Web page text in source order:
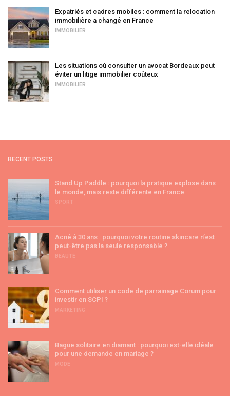
Expatriés et cadres mobiles : comment la relocation
immobilière a changé en France
IMMOBILIER
Les situations où consulter un avocat Bordeaux peut
éviter un litige immobilier coûteux
IMMOBILIER
RECENT POSTS
Stand Up Paddle : pourquoi la pratique explose dans
le monde, mais reste différente en France
SPORT
Acné à 30 ans : pourquoi votre routine skincare n’est
peut-être pas la seule responsable ?
BEAUTÉ
Comment utiliser un code de parrainage Corum pour
investir en SCPI ?
MARKETING
Bague solitaire en diamant : pourquoi est-elle idéale
pour une demande en mariage ?
MODE